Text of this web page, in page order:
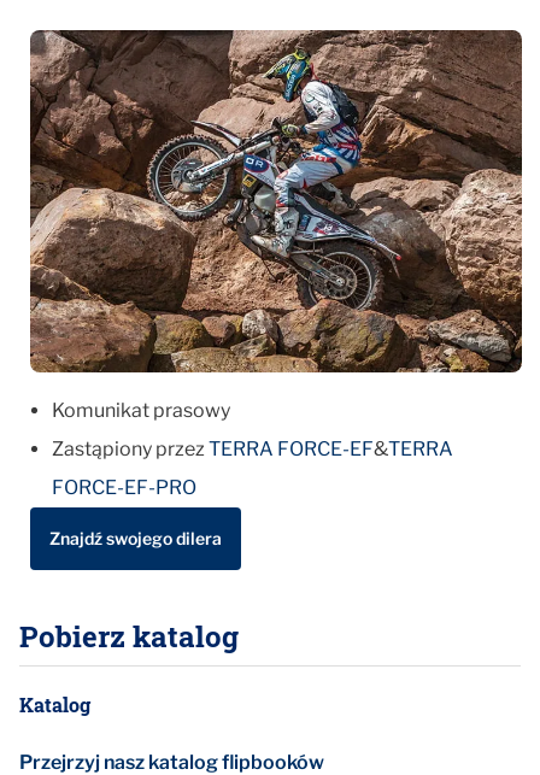
Komunikat prasowy
Zastąpiony przez TERRA FORCE-EF&TERRA
FORCE-EF-PRO
Znajdź swojego dilera
Pobierz katalog
Katalog
Przejrzyj nasz katalog flipbooków